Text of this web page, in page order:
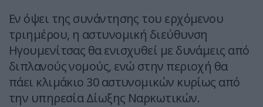
Εν όψει της συνάντησης του ερχόμενου
τριημέρου, η αστυνομική διεύθυνση
Ηγουμενίτσας θα ενισχυθεί με δυνάμεις από
διπλανούς νομούς, ενώ στην περιοχή θα
πάει κλιμάκιο 30 αστυνομικών κυρίως από
την υπηρεσία Δίωξης Ναρκωτικών.